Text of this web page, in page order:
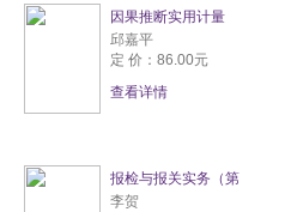
因果推断实用计量
邱嘉平
定 价：86.00元
查看详情
报检与报关实务（第
李贺